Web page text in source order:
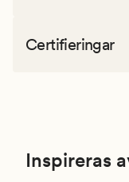
Certifieringar
Inspireras